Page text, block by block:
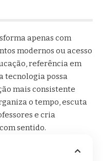
apenas com
modernos ou acesso
referência em
tecnologia possa
mais consistente
o tempo, escuta
e cria
sentido.